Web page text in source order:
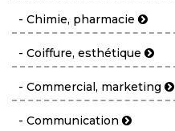
- Chimie, pharmacie
- Coiffure, esthétique
- Commercial, marketing
- Communication